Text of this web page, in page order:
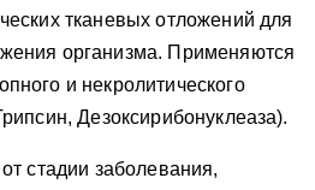
тканевых отложений для
организма. Применяются
и некролитического
Дезоксирибонуклеаза).
стадии заболевания,